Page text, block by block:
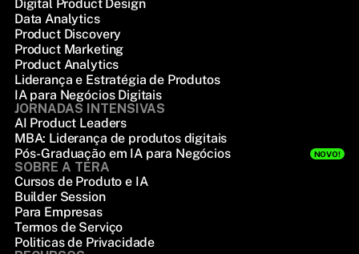
Digital Product Design
Data Analytics
Product Discovery
Product Marketing
Product Analytics
Liderança e Estratégia de Produtos
IA para Negócios Digitais
JORNADAS INTENSIVAS
AI Product Leaders
MBA: Liderança de produtos digitais
Pós-Graduação em IA para Negócios
NOVO!
SOBRE A TERA
Cursos de Produto e IA
Builder Session
Para Empresas
Termos de Serviço
Politicas de Privacidade